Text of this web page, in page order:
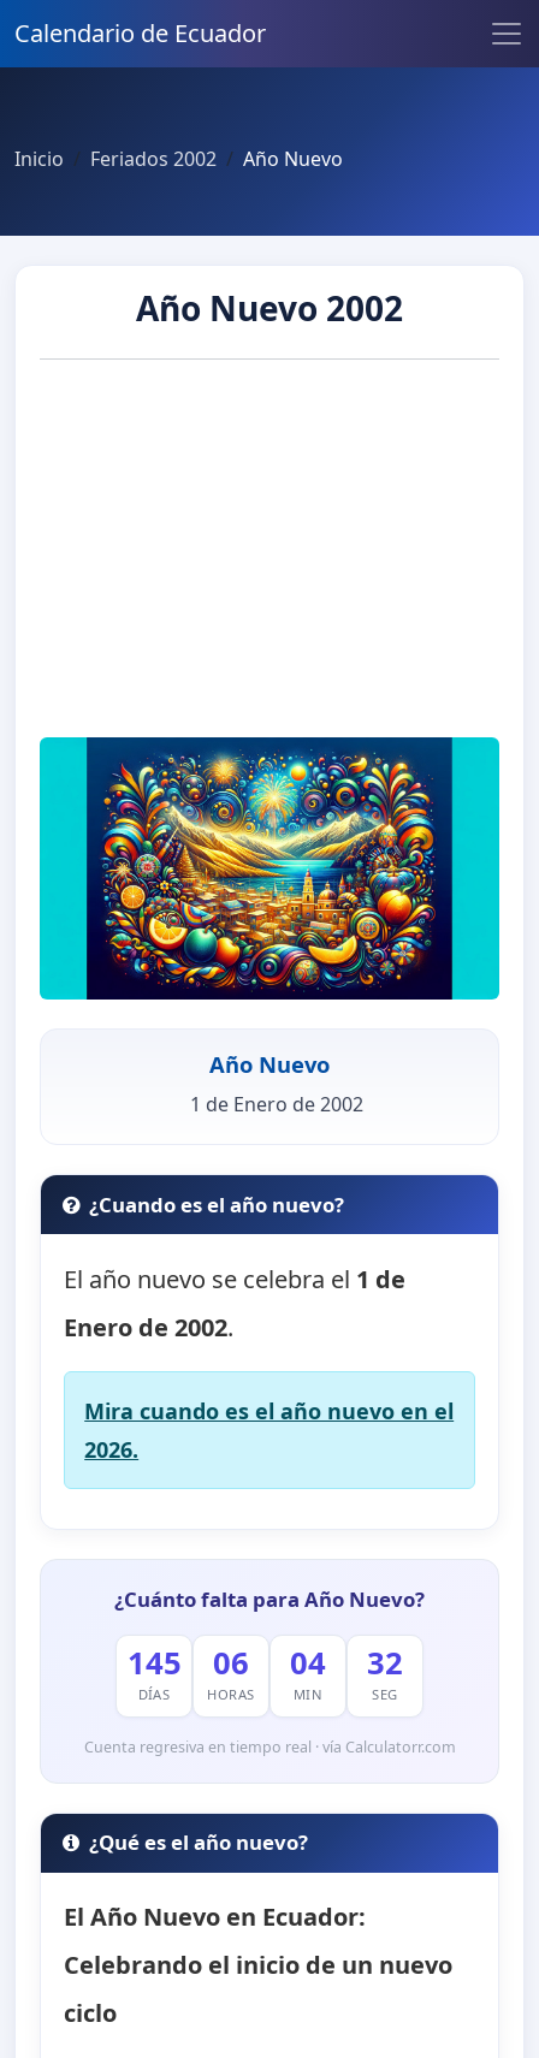
Calendario de Ecuador
Inicio Feriados 2002 Año Nuevo
Año Nuevo 2002
Año Nuevo
1 de Enero de 2002
¿Cuando es el año nuevo?
El año nuevo se celebra el 1 de
Enero de 2002.
Mira cuando es el año nuevo en el
2026.
¿Cuánto falta para Año Nuevo?
145
DÍAS
06
HORAS
04
MIN
30
SEG
Cuenta regresiva en tiempo real · vía Calculatorr.com
¿Qué es el año nuevo?
El Año Nuevo en Ecuador:
Celebrando el inicio de un nuevo
ciclo